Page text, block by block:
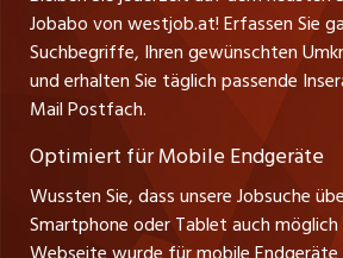
Führungspositionen
Management / Kader-Jobs
jobbasel.ch
zentraljob.ch
myjob.ch
schaffu.ch (VS)
Tel. +43 664 39 47 47 7
Leiter westjob.at
Andrea Graf
Tel. +43 664 20 30 02 1
Verkauf und Beratung
Jobabo von westjob.at! Erfassen Sie
Suchbegriffe, Ihren gewünschten
und erhalten Sie täglich passende
Mail Postfach.
Optimiert für Mobile Endgeräte
Wussten Sie, dass unsere Jobsuche
Smartphone oder Tablet auch möglich